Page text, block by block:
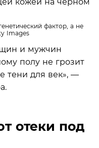
фактор, а не
Images
и мужчин
полу не грозит
тени для век», —
отеки под